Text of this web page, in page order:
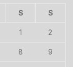
S S
1 2
8 9